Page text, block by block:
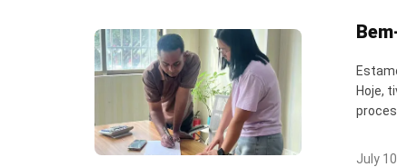
Hoje,
July